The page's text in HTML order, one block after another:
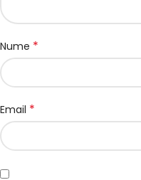
Nume *
Email *